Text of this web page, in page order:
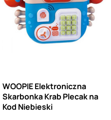
WOOPIE Elektroniczna
Skarbonka Krab Plecak na
Kod Niebieski